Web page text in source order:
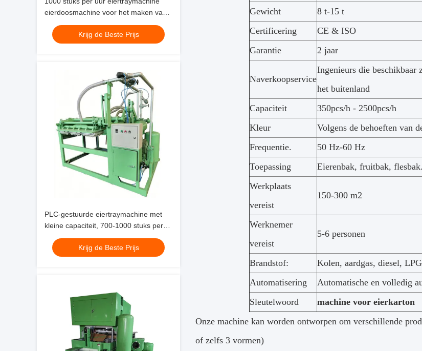
eierdoosmachine voor het maken van
eiertrays eierdozen schoenentrays
kinderdagverblijven voor klein zakelijk
Krijg de Beste Prijs
PLC-gestuurde eiertraymachine met
kleine capaciteit, 700-1000 stuks per
uur, voor het maken van eiertrays,
eierdozen, schoenentrays,
kinderdagbladen en andere trays
Krijg de Beste Prijs
Gewicht
8 t-15 t
Certificering
CE & ISO
Garantie
2 jaar
Naverkoopservice
Ingenieurs die beschikbaar
het buitenland
Capaciteit
350pcs/h - 2500pcs/h
Kleur
Volgens de behoeften van
Frequentie.
50 Hz-60 Hz
Toepassing
Eierenbak, fruitbak, flesbak.
Werkplaats
vereist
150-300 m2
Werknemer
vereist
5-6 personen
Brandstof:
Kolen, aardgas, diesel,
Automatisering
Automatische en volledig
Sleutelwoord
machine voor eierkarton
Onze machine kan worden ontworpen om verschillende
of zelfs 3 vormen)